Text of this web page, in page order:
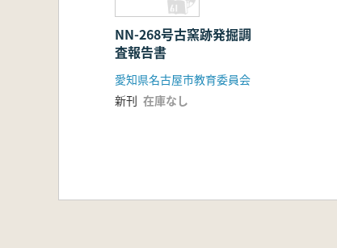
NN-268号古窯跡発掘調
査報告書
愛知県名古屋市教育委員会
新刊 在庫なし